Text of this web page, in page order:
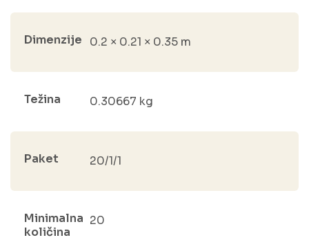
Dimenzije 0.2 × 0.21 × 0.35 m
Težina 0.30667 kg
Paket 20/1/1
Minimalna
količina
20